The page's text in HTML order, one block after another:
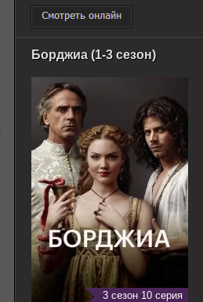
Борджиа (1-3 сезон)
3 сезон 10 серия